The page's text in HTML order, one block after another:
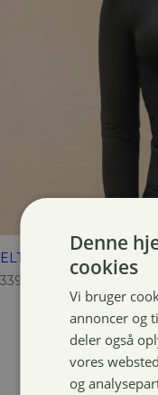
ELT Milano funktions zip
339,00
Denne
cookies
Vi bruger
annoncer og
deler også
vores
og